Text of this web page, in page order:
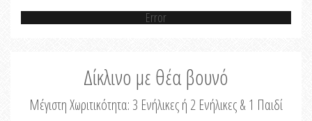
Error
Δίκλινο με θέα βουνό
Μέγιστη Χωριτικότητα: 3 Ενήλικες ή 2 Ενήλικες & 1 Παιδί